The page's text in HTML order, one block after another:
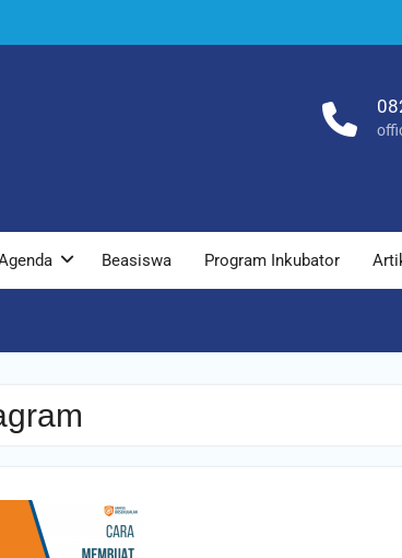
Beasiswa Program Inkubator